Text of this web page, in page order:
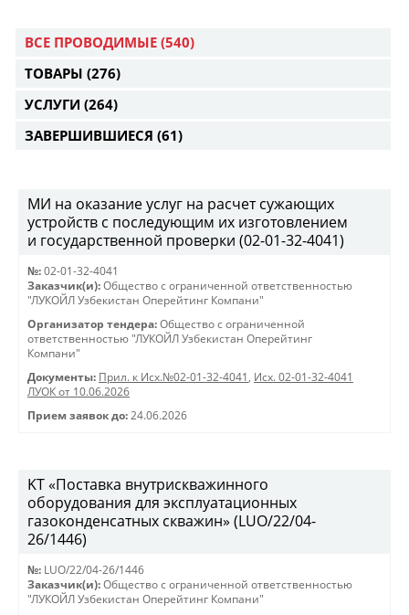
ВСЕ ПРОВОДИМЫЕ (540)
ТОВАРЫ (276)
УСЛУГИ (264)
ЗАВЕРШИВШИЕСЯ (61)
МИ на оказание услуг на расчет сужающих
устройств с последующим их изготовлением
и государственной проверки (02-01-32-4041)
№: 02-01-32-4041
Заказчик(и): Общество с ограниченной ответственностью
"ЛУКОЙЛ Узбекистан Оперейтинг Компани"
Организатор тендера: Общество с ограниченной
ответственностью "ЛУКОЙЛ Узбекистан Оперейтинг
Компани"
Документы: Прил. к Исх.№02-01-32-4041 , Исх. 02-01-32-4041
ЛУОК от 10.06.2026
Прием заявок до: 24.06.2026
KT «Поставка внутрискважинного
оборудования для эксплуатационных
газоконденсатных скважин» (LUO/22/04-
26/1446)
№: LUO/22/04-26/1446
Заказчик(и): Общество с ограниченной ответственностью
"ЛУКОЙЛ Узбекистан Оперейтинг Компани"